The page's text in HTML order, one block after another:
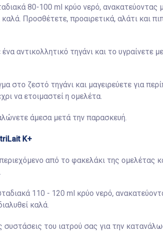
80-100 ml κρύο νερό, ανακατεύοντας
καλά. Προσθέτετε, προαιρετικά, αλάτι και
αντικολλητικό τηγάνι και το υγραίνετε
στο ζεστό τηγάνι και μαγειρεύετε για
να ετοιμαστεί η ομελέτα.
άμεσα μετά την παρασκευή.
Κ+
από το φακελάκι της ομελέτας
110 - 120 ml κρύο νερό,
καλά.
συστάσεις του ιατρού σας για την